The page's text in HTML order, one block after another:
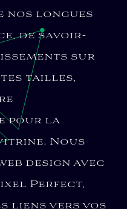
nos longues
de savoir-
sur
tailles,
pour la
Nous
design avec
Perfect,
liens vers vos